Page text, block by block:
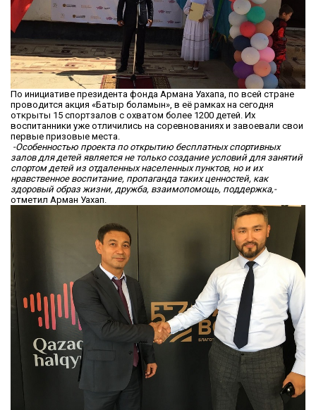
По инициативе президента фонда Армана Уахапа, по всей стране
проводится акция «Батыр боламын», в её рамках на сегодня
открыты 15 спортзалов с охватом более 1200 детей. Их
воспитанники уже отличились на соревнованиях и завоевали свои
первые призовые места.
-Особенностью проекта по открытию бесплатных спортивных
залов для детей является не только создание условий для занятий
спортом детей из отдаленных населенных пунктов, но и их
нравственное воспитание, пропаганда таких ценностей, как
здоровый образ жизни, дружба, взаимопомощь, поддержка,-
отметил Арман Уахап.